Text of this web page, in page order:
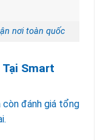
nơi toàn quốc
Tại Smart
đánh giá tổng